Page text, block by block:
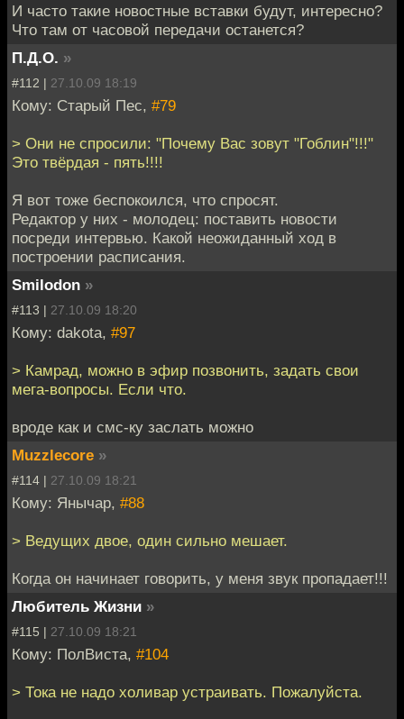
И часто такие новостные вставки будут, интересно?
Что там от часовой передачи останется?
П.Д.О. »
#112 | 27.10.09 18:19
Кому: Старый Пес, #79
> Они не спросили: "Почему Вас зовут "Гоблин"!!!"
Это твёрдая - пять!!!!
Я вот тоже беспокоился, что спросят.
Редактор у них - молодец: поставить новости
посреди интервью. Какой неожиданный ход в
построении расписания.
Smilodon »
#113 | 27.10.09 18:20
Кому: dakota, #97
> Камрад, можно в эфир позвонить, задать свои
мега-вопросы. Если что.
вроде как и смс-ку заслать можно
Muzzlecore »
#114 | 27.10.09 18:21
Кому: Янычар, #88
> Ведущих двое, один сильно мешает.
Когда он начинает говорить, у меня звук пропадает!!!
Любитель Жизни »
#115 | 27.10.09 18:21
Кому: ПолВиста, #104
> Тока не надо холивар устраивать. Пожалуйста.